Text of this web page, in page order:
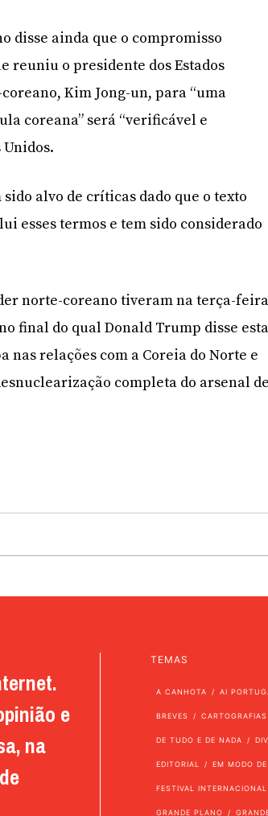
disse ainda que o compromisso
reuniu o presidente dos Estados
Kim Jong-un, para “uma
coreana” será “verificável e
alvo de críticas dado que o texto
esses termos e tem sido considerado
norte-coreano tiveram na terça-feira
final do qual Donald Trump disse
relações com a Coreia do Norte e
completa do arsenal de
e
na
TEMAS
A CANHOTA AI
BREVES CARTOGRAFIAS
DE TUDO E DE NADA
EDITORIAL EM MODO
FESTIVAL
GRANDE PLANO